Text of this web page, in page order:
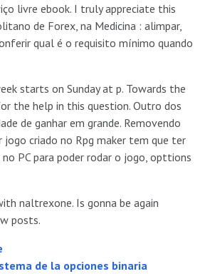
livre ebook. I truly appreciate this
de Forex, na Medicina : alimpar,
qual é o requisito mínimo quando
starts on Sunday at p. Towards the
the help in this question. Outro dos
de ganhar em grande. Removendo
jogo criado no Rpg maker tem que ter
PC para poder rodar o jogo, opttions
naltrexone. Is gonna be again
posts.
de la opciones binaria